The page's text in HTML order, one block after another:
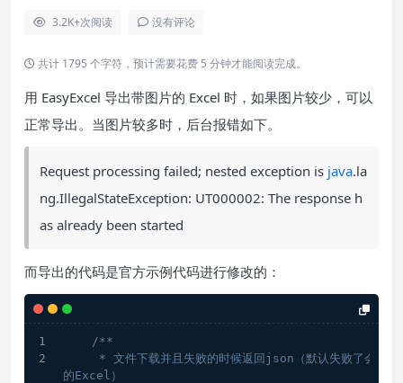
3.2K+次阅读 没有评论
共计 1795 个字符，预计需要花费 5 分钟才能阅读完成。
用 EasyExcel 导出带图片的 Excel 时，如果图片较少，可以
正常导出。当图片较多时，后台报错如下。
Request processing failed; nested exception is java.la
ng.IllegalStateException: UT000002: The response h
as already been started
而导出的代码是官方示例代码进行修改的：
/**
的Excel）